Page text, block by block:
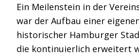
Ein Meilenstein in der
war der Aufbau einer
historischer Hamburger
die kontinuierlich erweitert